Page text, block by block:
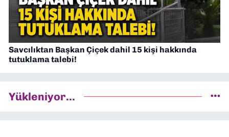
Savcılıktan Başkan Çiçek dahil 15 kişi hakkında
tutuklama talebi!
Yükleniyor...